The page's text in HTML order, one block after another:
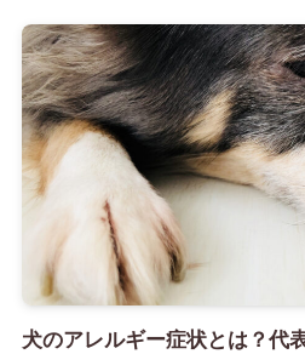
犬のアレルギー症状とは？代